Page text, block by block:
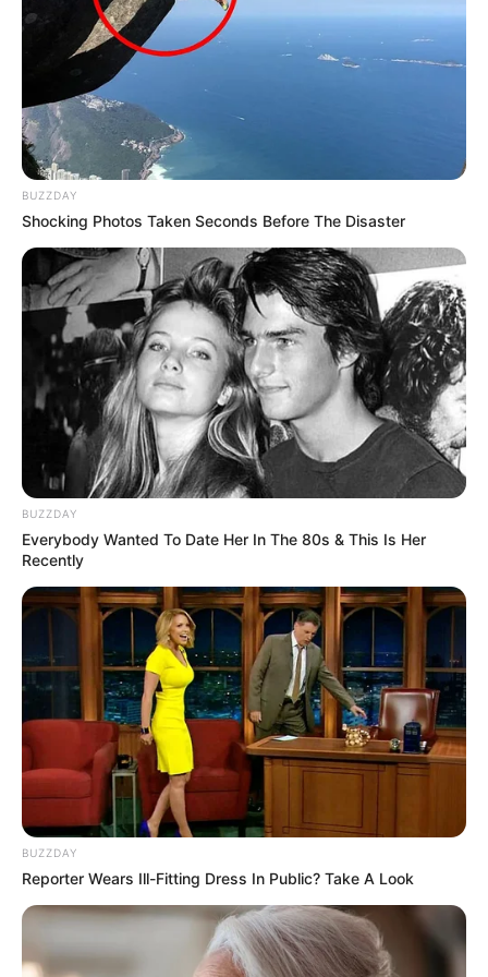
Recomendados para você
Vaso lindo e diferente
feito com garrafa PET e
papel
Atividade educativa –
reciclagem com pet para
crianças
Brinquedo reciclado –
tartaruguinha feita com
garrafa PET
Deixe seu comentário
BUZZDAY
Shocking Photos Taken Seconds Before The Disaster
BUZZDAY
Everybody Wanted To Date Her In The 80s & This Is Her
Recently
BUZZDAY
Reporter Wears Ill-Fitting Dress In Public? Take A Look